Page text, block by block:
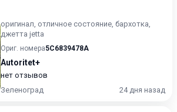
оригинал, отличное состояние, бархотка,
джетта jetta
Ориг. номера5C6839478A
Autoritet+
нет отзывов
Зеленоград
24 дня назад